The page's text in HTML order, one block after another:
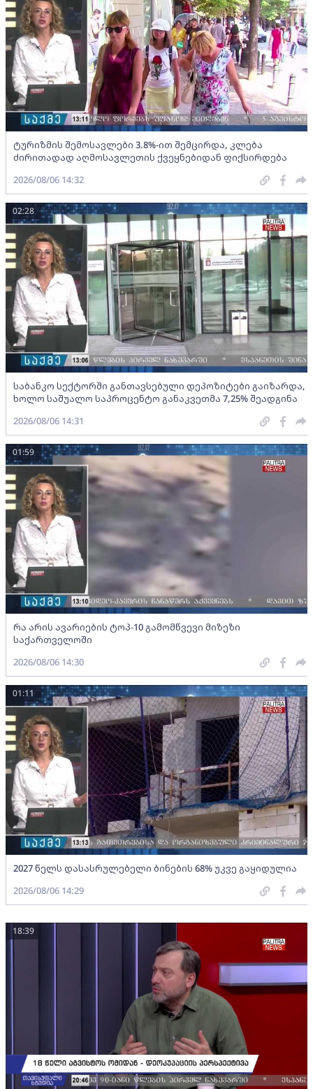
ტურიზმის შემოსავლები 3.8%-ით შემცირდა, კლება
ძირითადად აღმოსავლეთის ქვეყნებიდან ფიქსირდება
2026/08/06 14:32
საბანკო სექტორში განთავსებული დეპოზიტები გაიზარდა,
ხოლო საშუალო საპროცენტო განაკვეთმა 7,25% შეადგინა
02:28
2026/08/06 14:31
რა არის ავარიების ტოპ-10 გამომწვევი მიზეზი
საქართველოში
01:59
2026/08/06 14:30
2027 წელს დასასრულებელი ბინების 68% უკვე გაყიდულია
01:11
2026/08/06 14:29
18:39